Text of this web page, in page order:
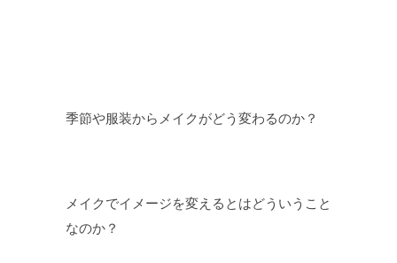
季節や服装からメイクがどう変わるのか？
メイクでイメージを変えるとはどういうこと
なのか？